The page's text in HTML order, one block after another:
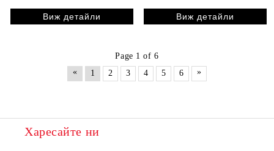
Виж детайли Виж детайли
Page 1 of 6
«
1 2 3 4 5 6 »
Харесайте ни